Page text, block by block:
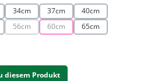
34cm 37cm
40cm
56cm
(Diese Option ist zurzeit nicht verfügbar.)
60cm
(Diese Option ist zurzeit nicht
65cm
diesem Produkt